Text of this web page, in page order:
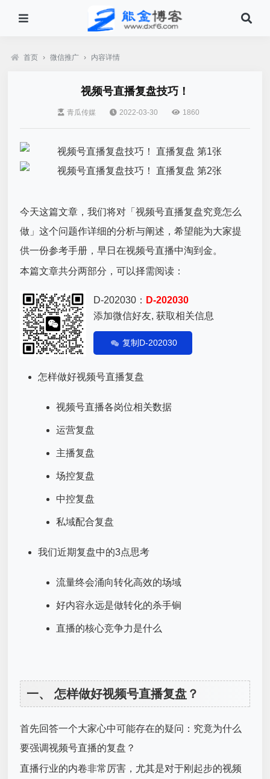
首页 › 微信推广 › 内容详情
视频号直播复盘技巧！
青瓜传媒 2022-03-30 1860
今天这篇文章，我们将对「视频号直播复盘究竟怎么
做」这个问题作详细的分析与阐述，希望能为大家提
供一份参考手册，早日在视频号直播中淘到金。
本篇文章共分两部分，可以择需阅读：
D-202030： D-202030
添加微信好友, 获取相关信息
复制D-202030
怎样做好视频号直播复盘
视频号直播各岗位相关数据
运营复盘
主播复盘
场控复盘
中控复盘
私域配合复盘
我们近期复盘中的3点思考
流量终会涌向转化高效的场域
好内容永远是做转化的杀手锏
直播的核心竞争力是什么
一、 怎样做好视频号直播复盘？
首先回答一个大家心中可能存在的疑问：究竟为什么
要强调视频号直播的复盘？
直播行业的内卷非常厉害，尤其是对于刚起步的视频